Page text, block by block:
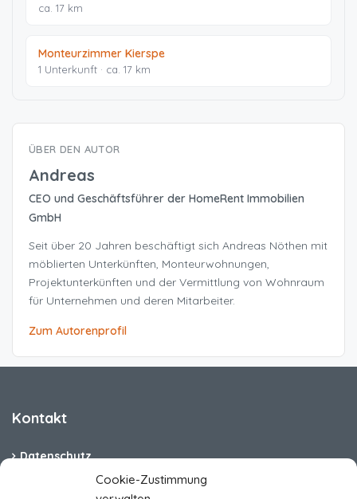
Cookie-Zustimmung
ca. 17 km
Monteurzimmer Kierspe
1 Unterkunft · ca. 17 km
ÜBER DEN AUTOR
Andreas
CEO und Geschäftsführer der HomeRent Immobilien
GmbH
Seit über 20 Jahren beschäftigt sich Andreas Nöthen mit
möblierten Unterkünften, Monteurwohnungen,
Projektunterkünften und der Vermittlung von Wohnraum
für Unternehmen und deren Mitarbeiter.
Zum Autorenprofil
Kontakt
Datenschutz
Cookie-Richtlinie (EU)